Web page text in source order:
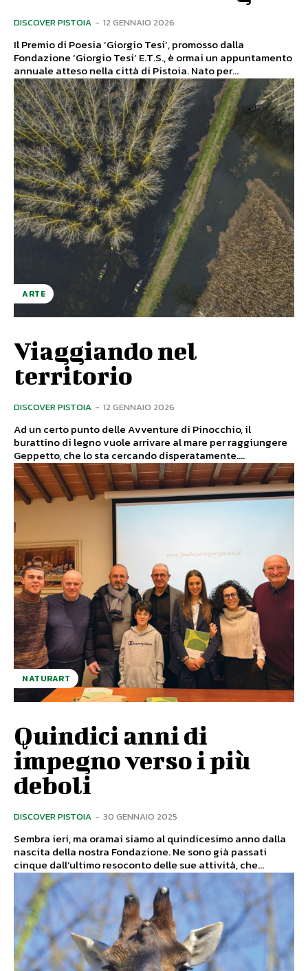
DISCOVER PISTOIA - 12 GENNAIO 2026
Il Premio di Poesia ‘Giorgio Tesi’, promosso dalla
Fondazione ‘Giorgio Tesi’ E.T.S., è ormai un appuntamento
annuale atteso nella città di Pistoia. Nato per...
ARTE
Viaggiando nel
territorio
DISCOVER PISTOIA - 12 GENNAIO 2026
Ad un certo punto delle Avventure di Pinocchio, il
burattino di legno vuole arrivare al mare per raggiungere
Geppetto, che lo sta cercando disperatamente....
NATURART
Quindici anni di
impegno verso i più
deboli
DISCOVER PISTOIA - 30 GENNAIO 2025
Sembra ieri, ma oramai siamo al quindicesimo anno dalla
nascita della nostra Fondazione. Ne sono già passati
cinque dall’ultimo resoconto delle sue attività, che...